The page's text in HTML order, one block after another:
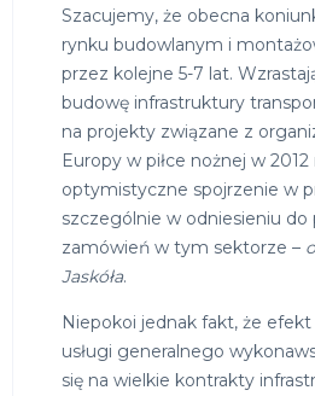
Szacujemy, że obecna
rynku budowlanym i
przez kolejne 5-7 lat.
budowę infrastruktury
na projekty związane z
Europy w piłce nożnej w 2012
optymistyczne spojrzenie w
szczególnie w odniesieniu do
zamówień w tym sektorze –
Jaskóła.
Niepokoi jednak fakt, że
usługi generalnego
się na wielkie kontrakty